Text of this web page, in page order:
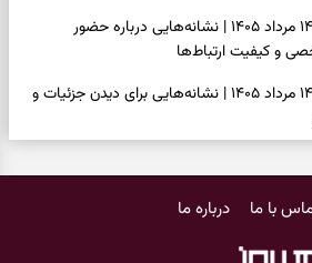
فال اسم امروز چهارشنبه ۱۴ مرداد ۱۴۰۵ | نشانه‌هایی درباره حضور
و کیفیت ارتباط‌ها
فال چای امروز چهارشنبه ۱۴ مرداد ۱۴۰۵ | نشانه‌هایی برای دیدن جزئیات و
دارد
با ما درباره ما